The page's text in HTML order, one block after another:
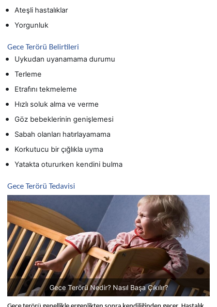
Ateşli hastalıklar
Yorgunluk
Gece Terörü Belirtileri
Uykudan uyanamama durumu
Terleme
Etrafını tekmeleme
Hızlı soluk alma ve verme
Göz bebeklerinin genişlemesi
Sabah olanları hatırlayamama
Korkutucu bir çığlıkla uyma
Yatakta otururken kendini bulma
Gece Terörü Tedavisi
Gece Terörü Nedir? Nasıl Başa Çıkılır?